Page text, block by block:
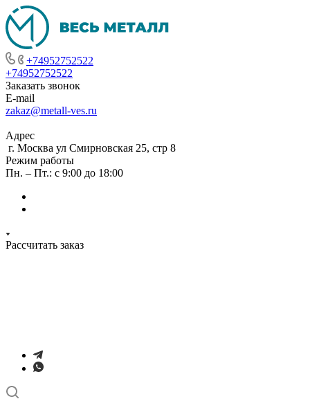
+74952752522
+74952752522
Заказать звонок
E-mail
zakaz@metall-ves.ru
Адрес
г. Москва ул Смирновская 25, стр 8
Режим работы
Пн. – Пт.: с 9:00 до 18:00
Рассчитать заказ